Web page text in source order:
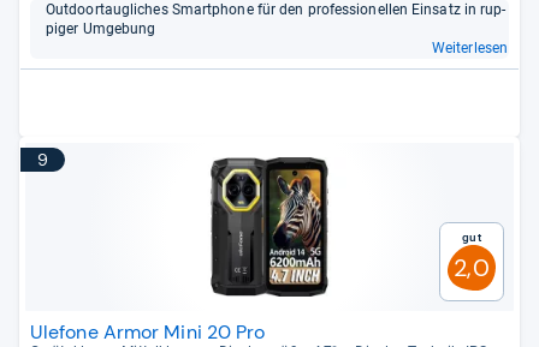
Out­doortaug­li­ches Smart­phone für den pro­fes­sio­nel­len Ein­satz in rup­
pi­ger Umge­bung
Weiterlesen
9
Gut
2,0
Ulefone Armor Mini 20 Pro